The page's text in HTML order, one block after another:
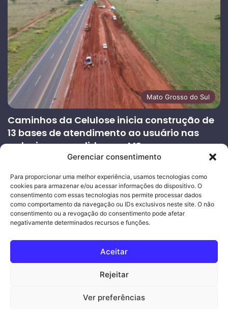
Gerenciar consentimento
Para proporcionar uma melhor experiência, usamos tecnologias como
cookies para armazenar e/ou acessar informações do dispositivo. O
consentimento com essas tecnologias nos permite processar dados
como comportamento da navegação ou IDs exclusivos neste site. O não
consentimento ou a revogação do consentimento pode afetar
negativamente determinados recursos e funções.
Aceitar
Rejeitar
Ver preferências
Mato Grosso do Sul
Caminhos da Celulose inicia construção de
13 bases de atendimento ao usuário nas
rodovias concedidas em MS
Página
anterior
Próxima
página
Ouro Empresas- Desenvolvimento Web
Joeber Garcia
FacebookInstagram